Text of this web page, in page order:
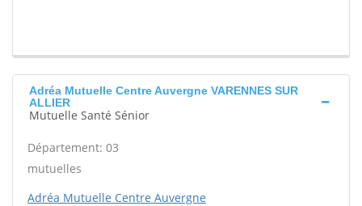
Adréa Mutuelle Centre Auvergne VARENNES SUR
ALLIER
Mutuelle Santé Sénior
Département: 03
mutuelles
Adréa Mutuelle Centre Auvergne